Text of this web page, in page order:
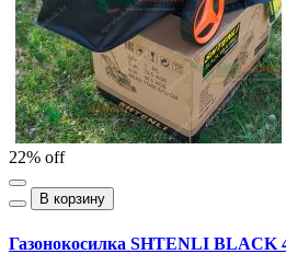
22% off
В корзину
Газонокосилка SHTENLI BLACK